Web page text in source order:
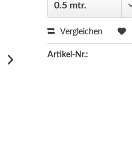
Vergleichen
Artikel-Nr.: